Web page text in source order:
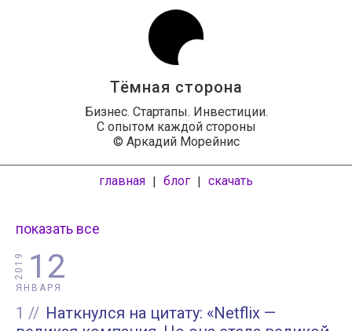
Тёмная сторона
Бизнес. Стартапы. Инвестиции.
С опытом каждой стороны
© Аркадий Морейнис
главная | блог | скачать
показать все
12
ЯНВАРЯ
2019
1
Наткнулся на цитату: «Netflix —